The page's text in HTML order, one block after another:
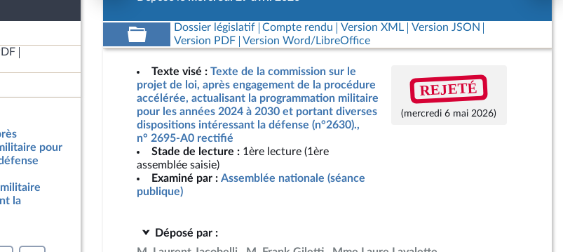
pour
la
Dossier législatif Compte rendu Version XML
Version JSON
Version PDF
Version Word/LibreOffice
Texte visé : Texte de la commission sur le
projet de loi, après engagement de la procédure
accélérée, actualisant la programmation militaire
pour les années 2024 à 2030 et portant diverses
dispositions intéressant la défense (n°2630).,
n° 2695-A0 rectifié
Stade de lecture : 1ère lecture (1ère
assemblée saisie)
Examiné par : Assemblée nationale (séance
publique)
REJETÉ
(mercredi 6 mai 2026)
Déposé par :